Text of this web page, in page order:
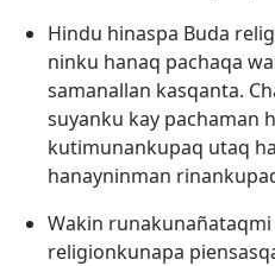
Hindu hinaspa Buda
ninku hanaq pachaqa
samanallan kasqanta.
suyanku kay pachaman
kutimunankupaq utaq
hanayninman
Wakin
religionkunapa